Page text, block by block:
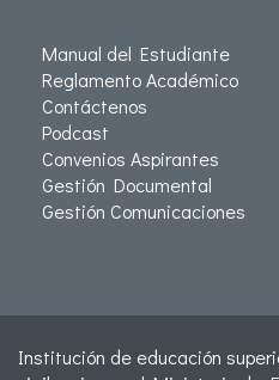
Manual del Estudiante
Reglamento Académico
Contáctenos
Podcast
Convenios Aspirantes
Gestión Documental
Gestión Comunicaciones
Institución de educación